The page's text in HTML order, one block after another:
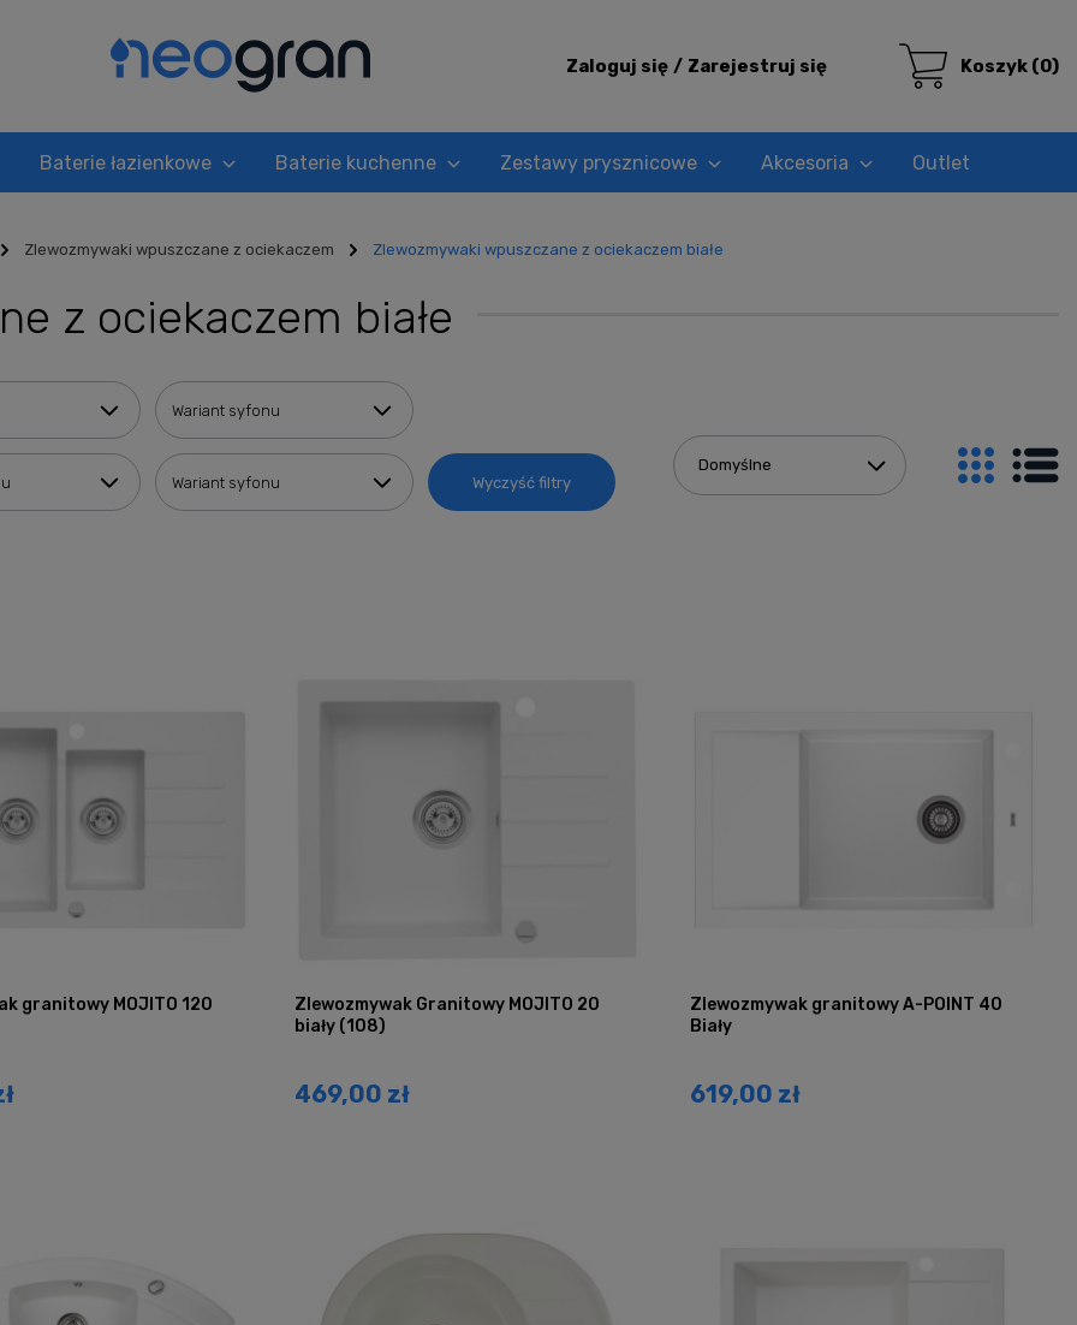
Zaloguj się Zarejestruj się Koszyk (0)
Baterie łazienkowe Baterie kuchenne Zestawy prysznicowe Akcesoria Outlet
Zlewozmywaki wpuszczane z ociekaczem Zlewozmywaki wpuszczane z ociekaczem białe
z ociekaczem białe
Wariant syfonu
Wariant syfonu Wyczyść filtry
granitowy MOJITO 120
Zlewozmywak Granitowy MOJITO 20
biały (108)
469,00 zł
Zlewozmywak granitowy A-POINT 40
Biały
619,00 zł